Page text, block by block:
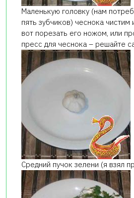
Маленькую головку (нам
пять зубчиков) чеснока
вот порезать его ножом, или
пресс для чеснока – решайте
Средний пучок зелени (я взял